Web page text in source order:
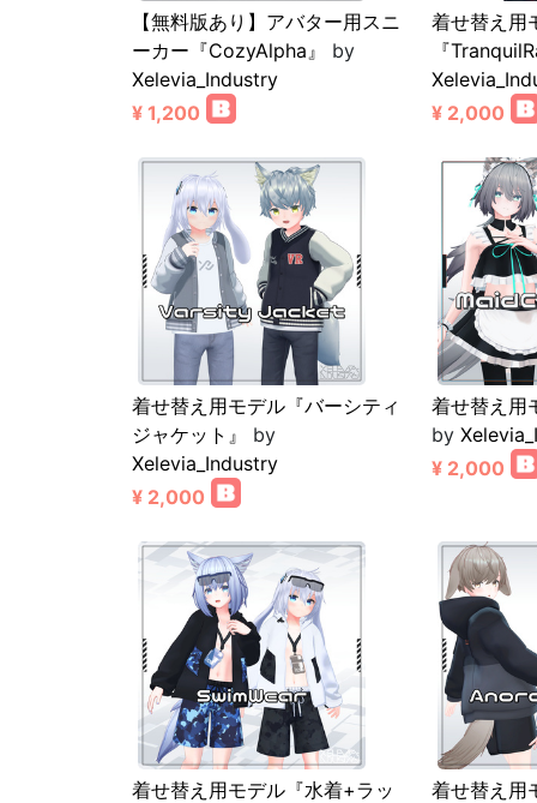
【無料版あり】アバター用スニ
ーカー『CozyAlpha』
by
Xelevia_Industry
¥ 1,200
着せ替え用
『
¥ 2,000
着せ替え用モデル『バーシティ
ジャケット』
by
Xelevia_Industry
¥ 2,000
着せ替え用
by
¥ 2,000
着せ替え用モデル『水着+ラッ
着せ替え用